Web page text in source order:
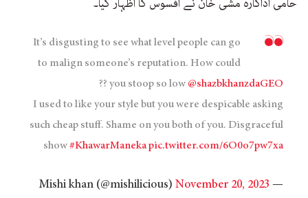
It’s disgusting to see what level people can go
to malign someone’s reputation. How could
you stoop so low@shazbkhanzdaGEO
??
I used to like your style but you were despicable asking
such cheap stuff. Shame on you both of you. Disgraceful
show#KhawarManekapic.twitter.com/6O0o7pw7xa
— Mishi khan (@mishilicious)
November 20, 2023